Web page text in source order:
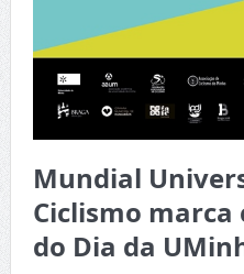
Mundial
Ciclismo
do Dia da